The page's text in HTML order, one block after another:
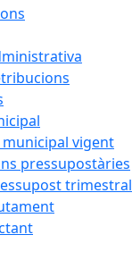
vigent
pressupostàries
trimestral